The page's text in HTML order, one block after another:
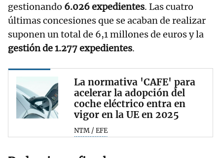
gestionando 6.026 expedientes. Las cuatro
últimas concesiones que se acaban de realizar
suponen un total de 6,1 millones de euros y la
gestión de 1.277 expedientes.
La normativa 'CAFE' para
acelerar la adopción del
coche eléctrico entra en
vigor en la UE en 2025
NTM / EFE